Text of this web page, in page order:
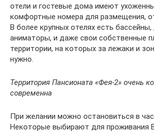
отели и гостевые дома имеют
комфортные номера для размещения,
В более крупных отелях есть бассейны,
аниматоры, и даже свои собственные
территории, на которых за лежаки и
нужно.
Территория Пансионата «Фея-2» очень
современна
При желании можно остановиться в
Некоторые выбирают для проживания